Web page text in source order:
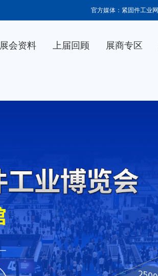
官方媒体：紧固件工业网
展会资料 上届回顾 展商专区